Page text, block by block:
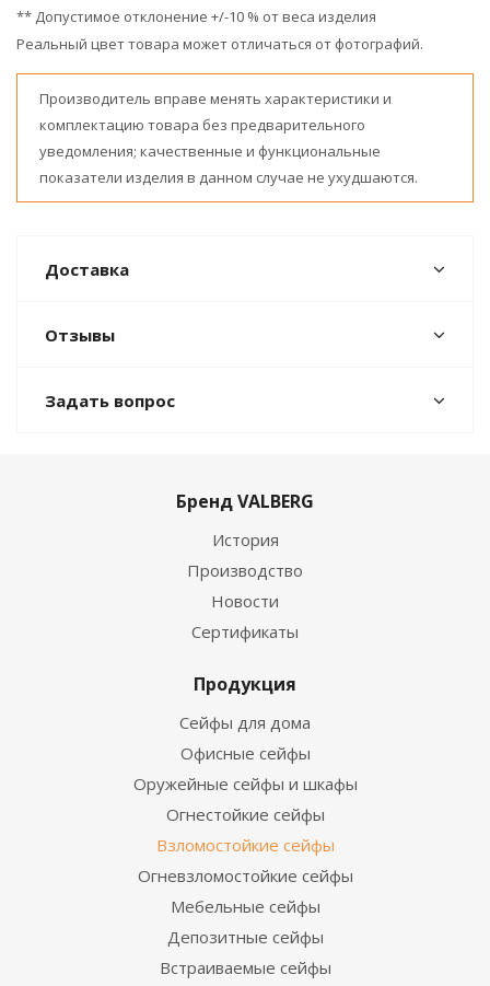
** Допустимое отклонение +/-10 % от веса изделия
Реальный цвет товара может отличаться от фотографий.
Производитель вправе менять характеристики и
комплектацию товара без предварительного
уведомления; качественные и функциональные
показатели изделия в данном случае не ухудшаются.
Доставка
Отзывы
Задать вопрос
Бренд VALBERG
История
Производство
Новости
Сертификаты
Продукция
Сейфы для дома
Офисные сейфы
Оружейные сейфы и шкафы
Огнестойкие сейфы
Взломостойкие сейфы
Огневзломостойкие сейфы
Мебельные сейфы
Депозитные сейфы
Встраиваемые сейфы